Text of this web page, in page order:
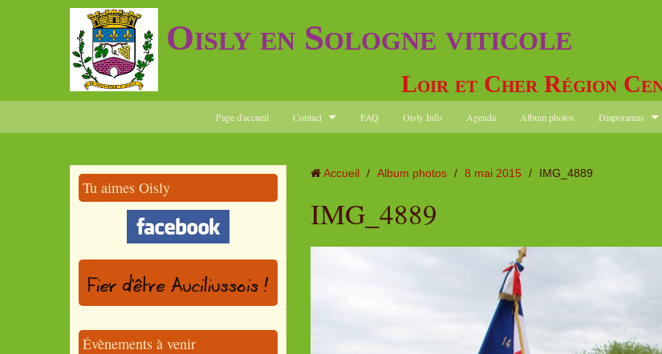
Oisly en Sologne viticole
Loir et Cher Région
Page d'accueil Contact FAQ Oisly Info Agenda Album photos Diaporamas
Tu aimes Oisly
Évènements à venir
Accueil / Album photos / 8 mai 2015 / IMG_4889
IMG_4889